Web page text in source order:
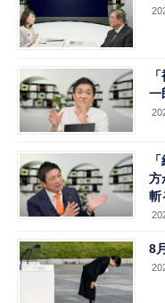
一
方
斬
8